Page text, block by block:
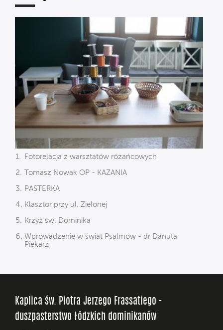
Fotorelacja z warsztatów różańcowych
Tomasz Nowak OP - KAZANIA
PASTERKA
Klasztor przy ul. Zielonej
Krzyż św. Dominika
Wprowadzenie w świat Psalmów - dr Danuta
Piekarz
Kaplica św. Piotra Jerzego Frassatiego -
duszpasterstwo łódzkich dominikanów